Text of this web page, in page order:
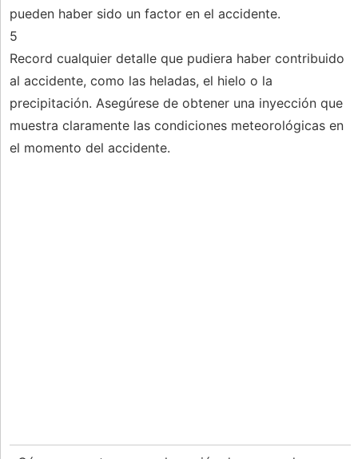
pueden haber sido un factor en el accidente.
5
Record cualquier detalle que pudiera haber contribuido
al accidente, como las heladas, el hielo o la
precipitación. Asegúrese de obtener una inyección que
muestra claramente las condiciones meteorológicas en
el momento del accidente.